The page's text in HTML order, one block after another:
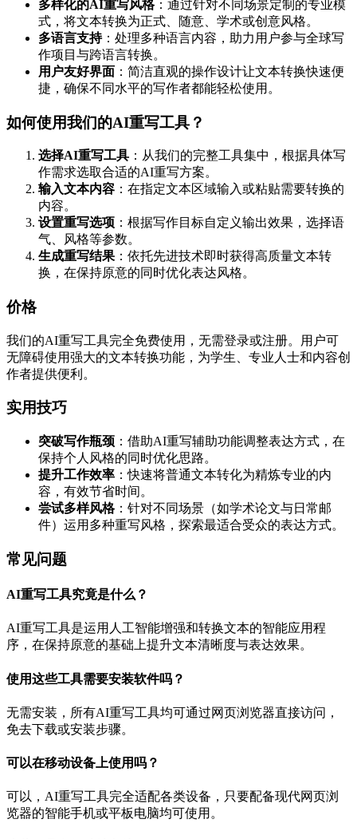
多样化的AI重写风格：通过针对不同场景定制的专业模
式，将文本转换为正式、随意、学术或创意风格。
多语言支持：处理多种语言内容，助力用户参与全球写
作项目与跨语言转换。
用户友好界面 ：简洁直观的操作设计让文本转换快速便
捷，确保不同水平的写作者都能轻松使用。
如何使用我们的AI重写工具？
选择AI重写工具 ：从我们的完整工具集中，根据具体写
作需求选取合适的AI重写方案。
输入文本内容 ：在指定文本区域输入或粘贴需要转换的
内容。
设置重写选项 ：根据写作目标自定义输出效果，选择语
气、风格等参数。
生成重写结果 ：依托先进技术即时获得高质量文本转
换，在保持原意的同时优化表达风格。
价格
我们的AI重写工具完全免费使用，无需登录或注册。用户可
无障碍使用强大的文本转换功能，为学生、专业人士和内容创
作者提供便利。
实用技巧
突破写作瓶颈 ：借助AI重写辅助功能调整表达方式，在
保持个人风格的同时优化思路。
提升工作效率 ：快速将普通文本转化为精炼专业的内
容，有效节省时间。
尝试多样风格：针对不同场景（如学术论文与日常邮
件）运用多种重写风格，探索最适合受众的表达方式。
常见问题
AI重写工具究竟是什么？
AI重写工具是运用人工智能增强和转换文本的智能应用程
序，在保持原意的基础上提升文本清晰度与表达效果。
使用这些工具需要安装软件吗？
无需安装，所有AI重写工具均可通过网页浏览器直接访问，
免去下载或安装步骤。
可以在移动设备上使用吗？
可以，AI重写工具完全适配各类设备，只要配备现代网页浏
览器的智能手机或平板电脑均可使用。